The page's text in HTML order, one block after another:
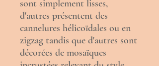
sont simplement lisses,
d'autres présentent des
cannelures hélicoïdales ou en
zigzag tandis que d'autres sont
décorées de mosaïques